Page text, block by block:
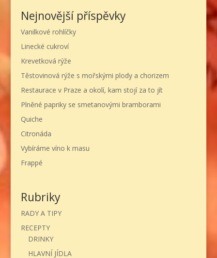
Nejnovější příspěvky
Vanilkové rohlíčky
Linecké cukroví
Krevetková rýže
Těstovinová rýže s mořskými plody a chorizem
Restaurace v Praze a okolí, kam stojí za to jít
Plněné papriky se smetanovými bramborami
Quiche
Citronáda
Vybíráme víno k masu
Frappé
Rubriky
RADY A TIPY
RECEPTY
DRINKY
HLAVNÍ JÍDLA